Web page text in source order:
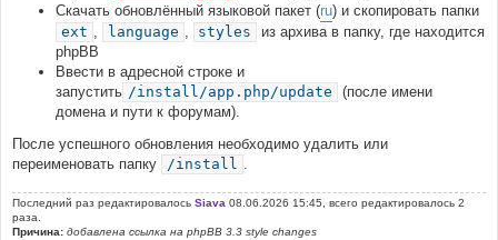
Скачать обновлённый языковой пакет (ru) и скопировать папки
ext
language styles
из архива в папку, где находится
phpBB
Ввести в адресной строке и
запустить /install/app.php/update
(после имени
домена и пути к форумам).
После успешного обновления необходимо удалить или
переименовать папку
/install .
Последний раз редактировалось Siava 08.06.2026 15:45, всего редактировалось 2
раза.
Причина: добавлена ссылка на phpBB 3.3 style changes